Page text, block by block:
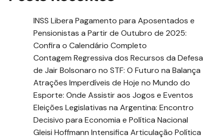
INSS Libera Pagamento para Aposentados e
Pensionistas a Partir de Outubro de 2025:
Confira o Calendário Completo
Contagem Regressiva dos Recursos da Defesa
de Jair Bolsonaro no STF: O Futuro na Balança
Atrações Imperdíveis de Hoje no Mundo do
Esporte: Onde Assistir aos Jogos e Eventos
Eleições Legislativas na Argentina: Encontro
Decisivo para Economia e Política Nacional
Gleisi Hoffmann Intensifica Articulação Política